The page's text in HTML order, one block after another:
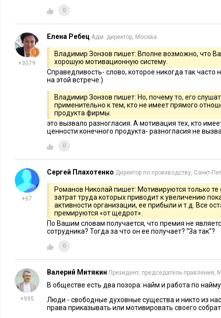
конструктивное через эти книги. Сам докладчик сообщил
рассматривать как способ обратной связи с работодателем,
место для «непереводимого русского фольклора».
Андрей – блестящий оратор, который умеет легко и живо
удерживать и подогревать интерес аудитории. Мне
обоих докладчиков речь шла о конкретных примерах из
те или иные идеи могут быть успешно применены в одних
пригодны для других. Полезность той или иной идеи и
каждый из участников встречи оценит сам».
Татьяна Кроткова:
из крупного бизнеса: в нем проблема мотивации стоит
российский средний и крупный бизнес любит применять
но это часто необоснованно, т.к. мы болеем еще детскими
бизнесу нужен особый подход, свои, адаптированные с
методики. Этими методиками с нами Андрей поделился.
эмоциональным, с тонким юмором, интересными
поделился Андрей как результат своей многолетней
Фото: pixabay.com
0
+3079
Елена Ребец Адм. директор, Москва
Владимир Зонзов пишет: Вполне возможно, что
хорошую мотивационную систему.
Справедливость- слово, которое никогда так часто
на этой встрече:)
Владимир Зонзов пишет: Но, почему то, его
применительно к тем, кто не имеет прямого
продукта фирмы.
это вызвало разногласия. А мотивация тех, кто
ценности конечного продукта- разногласия не
0
+67
Сергей Плахотенко Директор по производству, Санкт-
Романов Николай пишет: Мотивируются только те
затрат труда которых приводит к увеличению
активности организации, ее прибыли и т.д. Все
премируются «от щедрот».
По Вашим словам получается, что премия не
сотрудника? Тогда за что он ее получает? ''За так''?
0
+995
Валерий Митякин Президент, председатель правления,
В обществе есть два позора: найм и работа по
Люди - свободные духовные существа и никто из
права приказывать или мотивировать своего